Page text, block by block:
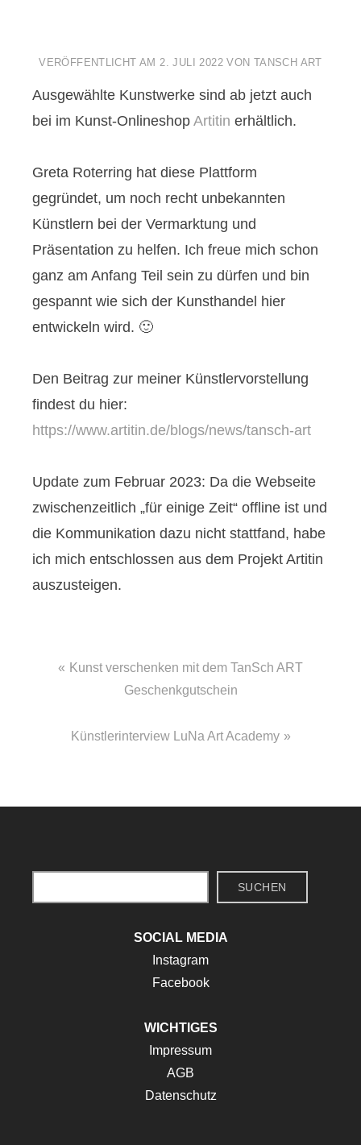
VERÖFFENTLICHT AM 2. JULI 2022VON TANSCH ART
Ausgewählte Kunstwerke sind ab jetzt auch
bei im Kunst-Onlineshop Artitin erhältlich.
Greta Roterring hat diese Plattform
gegründet, um noch recht unbekannten
Künstlern bei der Vermarktung und
Präsentation zu helfen. Ich freue mich schon
ganz am Anfang Teil sein zu dürfen und bin
gespannt wie sich der Kunsthandel hier
entwickeln wird. 🙂
Den Beitrag zur meiner Künstlervorstellung
findest du hier:
https://www.artitin.de/blogs/news/tansch-art
Update zum Februar 2023: Da die Webseite
zwischenzeitlich „für einige Zeit“ offline ist und
die Kommunikation dazu nicht stattfand, habe
ich mich entschlossen aus dem Projekt Artitin
auszusteigen.
Beitragsnavigation
Kunst verschenken mit dem TanSch ART
Geschenkgutschein
Künstlerinterview LuNa Art Academy
SUCHEN
SOCIAL MEDIA
Instagram
Facebook
WICHTIGES
Impressum
AGB
Datenschutz